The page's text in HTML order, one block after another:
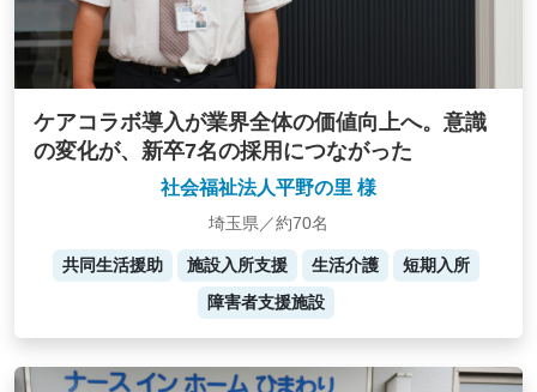
ケアコラボ導入が業界全体の価値向上へ。意識
の変化が、新卒7名の採用につながった
社会福祉法人平野の里 様
埼玉県／約70名
共同生活援助 施設入所支援 生活介護
短期入所
障害者支援施設